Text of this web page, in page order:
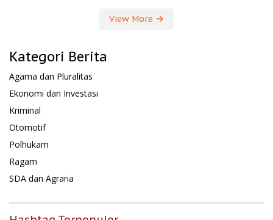
View More
Kategori Berita
Agama dan Pluralitas
Ekonomi dan Investasi
Kriminal
Otomotif
Polhukam
Ragam
SDA dan Agraria